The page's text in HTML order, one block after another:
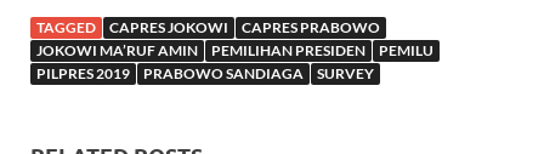
TAGGED CAPRES JOKOWI
CAPRES PRABOWO
JOKOWI MA’RUF AMIN
PEMILIHAN PRESIDEN
PEMILU
PILPRES 2019
PRABOWO SANDIAGA SURVEY